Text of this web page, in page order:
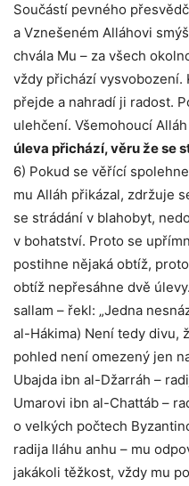
Součástí pevného
a Vznešeném Alláhovi
chvála Mu – za všech
vždy přichází vysvobození.
přejde a nahradí ji radost.
ulehčení. Všemohoucí
úleva přichází, věru že se
6) Pokud se věřící
mu Alláh přikázal, zdržuje
se strádání v blahobyt,
v bohatství. Proto se
postihne nějaká obtíž,
obtíž nepřesáhne dvě
sallam – řekl: „Jedna
al-Hákima) Není tedy divu,
pohled není omezený jen
Ubajda ibn al-Džarráh –
Umarovi ibn al-Chattáb –
o velkých počtech
radija lláhu anhu – mu
jakákoli těžkost, vždy mu